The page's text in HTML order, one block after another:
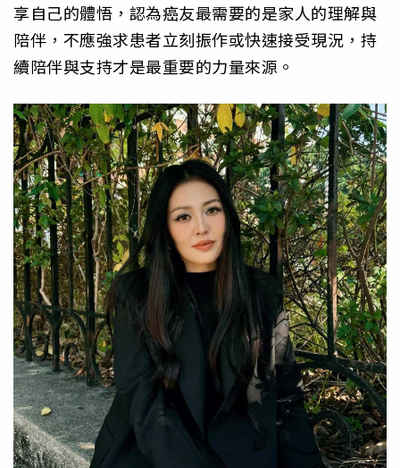
享自己的體悟，認為癌友最需要的是家人的理解與
陪伴，不應強求患者立刻振作或快速接受現況，持
續陪伴與支持才是最重要的力量來源。